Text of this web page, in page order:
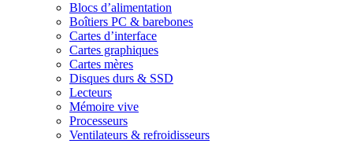
Blocs d’alimentation
Boîtiers PC & barebones
Cartes d’interface
Cartes graphiques
Cartes mères
Disques durs & SSD
Lecteurs
Mémoire vive
Processeurs
Ventilateurs & refroidisseurs